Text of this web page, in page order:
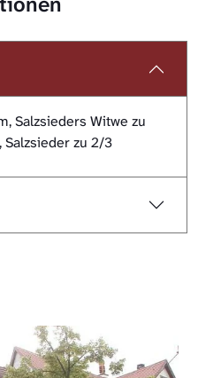
Salzsieders Witwe zu
Salzsieder zu 2/3